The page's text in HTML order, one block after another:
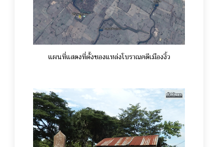
แผนที่แสดงที่ตั้งของแหล่งโบราณคดีเมืองงิ้ว